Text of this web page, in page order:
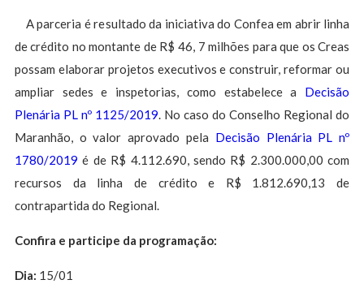
A parceria é resultado da iniciativa do Confea em abrir linha
de crédito no montante de R$ 46, 7 milhões para que os Creas
possam elaborar projetos executivos e construir, reformar ou
ampliar sedes e inspetorias, como estabelece a Decisão
Plenária PL nº 1125/2019. No caso do Conselho Regional do
Maranhão, o valor aprovado pela Decisão Plenária PL nº
1780/2019 é de R$ 4.112.690, sendo R$ 2.300.000,00 com
recursos da linha de crédito e R$ 1.812.690,13 de
contrapartida do Regional.
Confira e participe da programação:
Dia: 15/01